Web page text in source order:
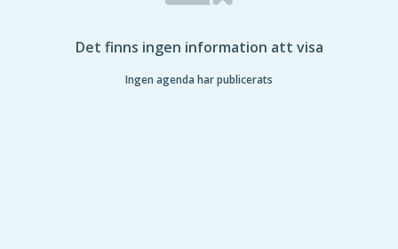
Det finns ingen information att visa
Ingen agenda har publicerats